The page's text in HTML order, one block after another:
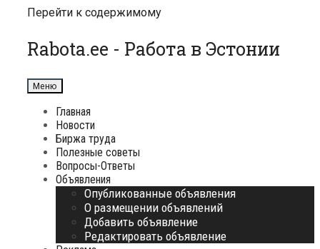
Перейти к содержимому
Rabota.ee - Работа в Эстонии
Меню
Главная
Новости
Биржа труда
Полезные советы
Вопросы-Ответы
Объявления
Опубликованные объявления
О размещении объявлений
Добавить объявление
Редактировать объявление